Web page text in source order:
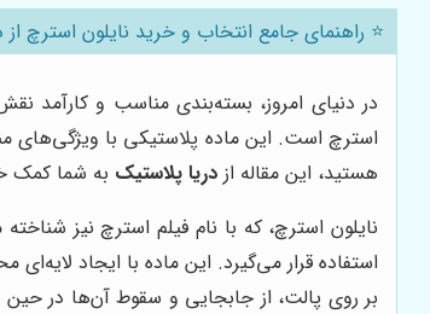
⭐️ راهنمای جامع انتخاب و خرید نایلون استرچ
در دنیای امروز، بسته‌بندی مناسب و کارآمد
استرچ است. این ماده پلاستیکی با ویژگی‌های
هستید، این مقاله از دریا پلاستیک به شما کمک
نایلون استرچ، که با نام فیلم استرچ نیز
استفاده قرار می‌گیرد. این ماده با ایجاد
بر روی پالت، از جابجایی و سقوط آن‌ها در